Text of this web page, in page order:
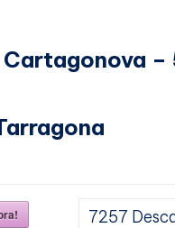
–
7257